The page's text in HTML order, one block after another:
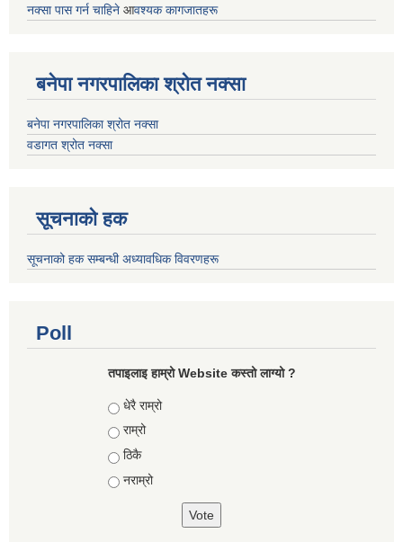
नक्सा पास गर्न चाहिने आवश्यक कागजातहरू
बनेपा नगरपालिका श्रोत नक्सा
बनेपा नगरपालिका श्रोत नक्सा
वडागत श्रोत नक्सा
सूचनाको हक
सूचनाको हक सम्बन्धी अध्यावधिक विवरणहरू
Poll
तपाइलाइ हाम्रो Website कस्तो लाग्यो ?
Choices
धेरै राम्रो
राम्रो
ठिकै
नराम्रो